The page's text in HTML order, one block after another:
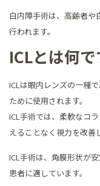
白内障手術は、高齢者や
行われます。
ICLとは何で
ICLは眼内レンズの一種
ために使用されます。
ICL手術では、柔軟なコ
えることなく視力を改善
ICL手術は、角膜形状が
患者に適しています。